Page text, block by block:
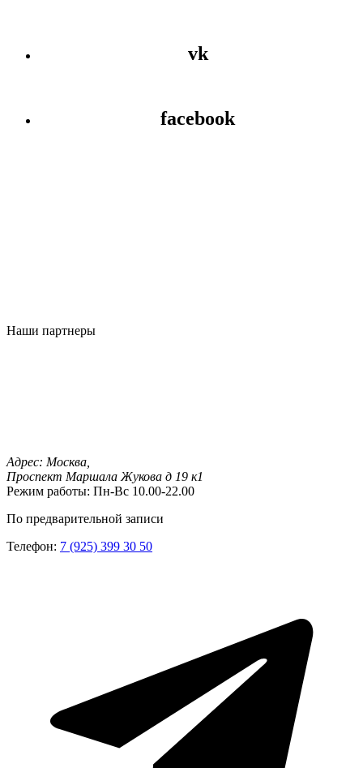
vk
facebook
Наши партнеры
Адрес: Москва,
Проспект Маршала Жукова д 19 к1
Режим работы: Пн-Вс 10.00-22.00
По предварительной записи
Телефон: 7 (925) 399 30 50